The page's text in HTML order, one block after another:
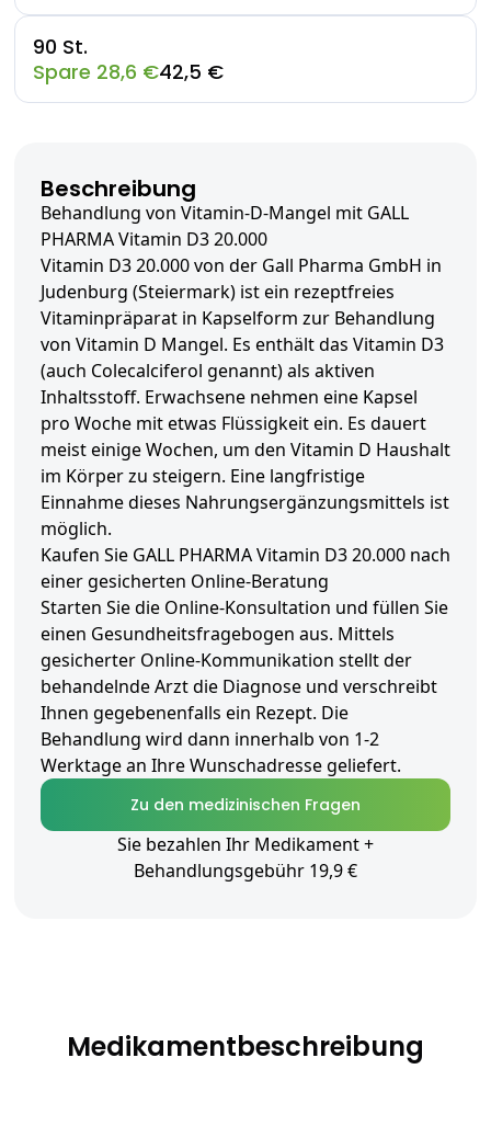
90 St.
Spare 28,6 €42,5 €
Beschreibung
Behandlung von Vitamin-D-Mangel mit GALL
PHARMA Vitamin D3 20.000
Vitamin D3 20.000 von der Gall Pharma GmbH in
Judenburg (Steiermark) ist ein rezeptfreies
Vitaminpräparat in Kapselform zur Behandlung
von Vitamin D Mangel. Es enthält das Vitamin D3
(auch Colecalciferol genannt) als aktiven
Inhaltsstoff. Erwachsene nehmen eine Kapsel
pro Woche mit etwas Flüssigkeit ein. Es dauert
meist einige Wochen, um den Vitamin D Haushalt
im Körper zu steigern. Eine langfristige
Einnahme dieses Nahrungsergänzungsmittels ist
möglich.
Kaufen Sie GALL PHARMA Vitamin D3 20.000 nach
einer gesicherten Online-Beratung
Starten Sie die Online-Konsultation und füllen Sie
einen Gesundheitsfragebogen aus. Mittels
gesicherter Online-Kommunikation stellt der
behandelnde Arzt die Diagnose und verschreibt
Ihnen gegebenenfalls ein Rezept. Die
Behandlung wird dann innerhalb von 1-2
Werktage an Ihre Wunschadresse geliefert.
Zu den medizinischen Fragen
Sie bezahlen Ihr Medikament +
Behandlungsgebühr 19,9 €
Medikamentbeschreibung